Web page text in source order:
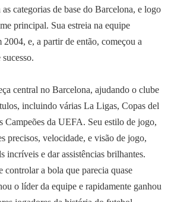
categorias de base do Barcelona, e logo
principal. Sua estreia na equipe
e, a partir de então, começou a
central no Barcelona, ajudando o clube
incluindo várias La Ligas, Copas del
Campeões da UEFA. Seu estilo de jogo,
precisos, velocidade, e visão de jogo,
incríveis e dar assistências brilhantes.
controlar a bola que parecia quase
o líder da equipe e rapidamente ganhou